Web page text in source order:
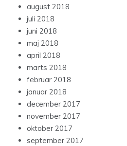
august 2018
juli 2018
juni 2018
maj 2018
april 2018
marts 2018
februar 2018
januar 2018
december 2017
november 2017
oktober 2017
september 2017